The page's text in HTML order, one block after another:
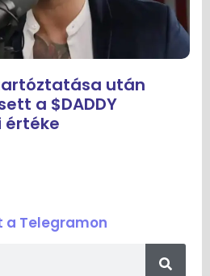
után
a $DADDY
értéke
a Telegramon